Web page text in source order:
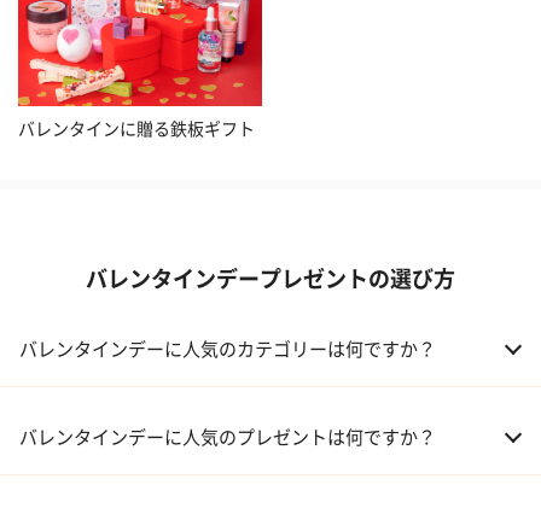
バレンタインに贈る鉄板ギフト
バレンタインデープレゼントの選び方
バレンタインデーに人気のカテゴリーは何ですか？
02 メイクアップ
バレンタインデーに人気のプレゼントは何ですか？